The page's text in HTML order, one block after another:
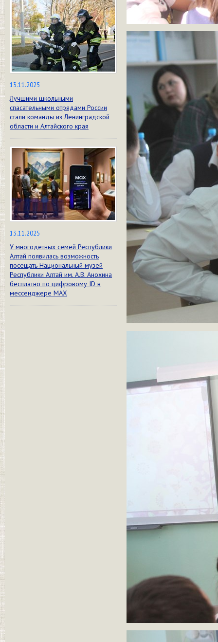
13.11.2025
Лучшими школьными
спасательными отрядами России
стали команды из Ленинградской
области и Алтайского края
13.11.2025
У многодетных семей Республики
Алтай появилась возможность
посещать Национальный музей
Республики Алтай им. А.В. Анохина
бесплатно по цифровому ID в
мессенджере МАХ